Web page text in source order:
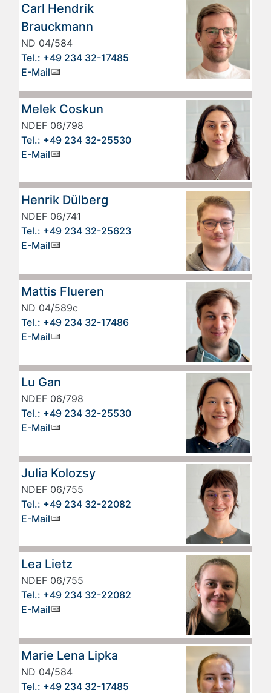
Carl Hendrik
Brauckmann
ND 04/584
Tel.: +49 234 32-17485
E-Mail
Melek Coskun
NDEF 06/798
Tel.: +49 234 32-25530
E-Mail
Henrik Dülberg
NDEF 06/741
Tel.: +49 234 32-25623
E-Mail
Mattis Flueren
ND 04/589c
Tel.: +49 234 32-17486
E-Mail
Lu Gan
NDEF 06/798
Tel.: +49 234 32-25530
E-Mail
Julia Kolozsy
NDEF 06/755
Tel.: +49 234 32-22082
E-Mail
Lea Lietz
NDEF 06/755
Tel.: +49 234 32-22082
E-Mail
Marie Lena Lipka
ND 04/584
Tel.: +49 234 32-17485